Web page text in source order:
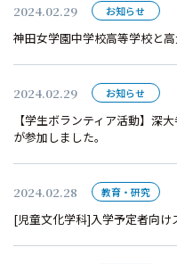
2024.02.29 お知らせ
神田女学園中学校高等学校と
2024.02.29 お知らせ
【学生ボランティア活動】深
が参加しました。
2024.02.28 教育・研究
[児童文化学科]入学予定者向け